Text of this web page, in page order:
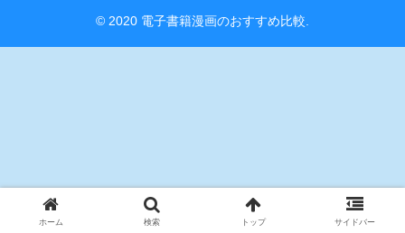
© 2020 電子書籍漫画のおすすめ比較.
ホーム 検索 トップ サイドバー